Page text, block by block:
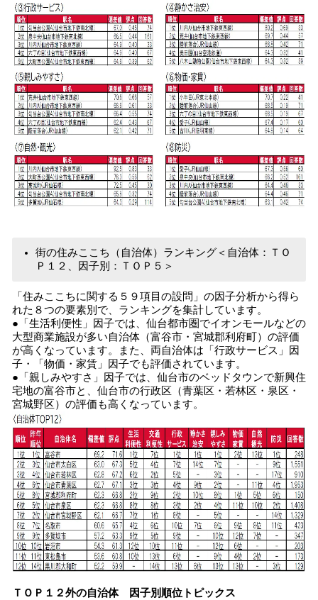
街の住みここち（自治体）ランキング＜自治体：ＴＯ
Ｐ１２、因子別：ＴＯＰ５＞
「住みここちに関する５９項目の設問」の因子分析から得ら
れた８つの要素別で、ランキングを集計しています。
●「生活利便性」因子では、仙台都市圏でイオンモールなどの
大型商業施設が多い自治体（富谷市・宮城郡利府町）の評価
が高くなっています。また、両自治体は「行政サービス」因
子・「物価・家賃」因子でも評価されています。
●「親しみやすさ」因子では、仙台市のベッドタウンで新興住
宅地の富谷市と、仙台市の行政区（青葉区・若林区・泉区・
宮城野区）の評価も高くなっています。
ＴＯＰ１２外の自治体 因子別順位トピックス